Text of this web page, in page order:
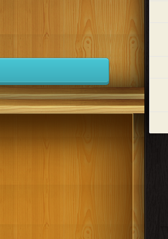
كتب 1938
كتب 1929
كتب 1920
كتب 1919 كتب 1918
كتب 1911
كتب 1910 كتب 1909
كتب 1902
كتب 1901 كتب 1900